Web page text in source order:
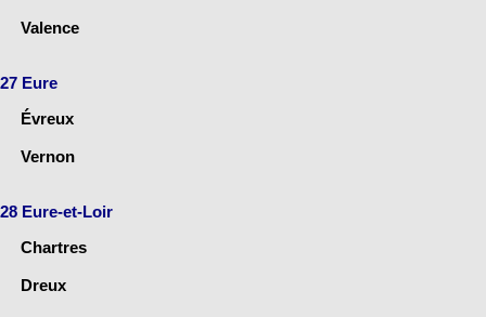
Valence
27 Eure
Évreux
Vernon
28 Eure-et-Loir
Chartres
Dreux